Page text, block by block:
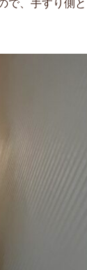
で、手すり側と